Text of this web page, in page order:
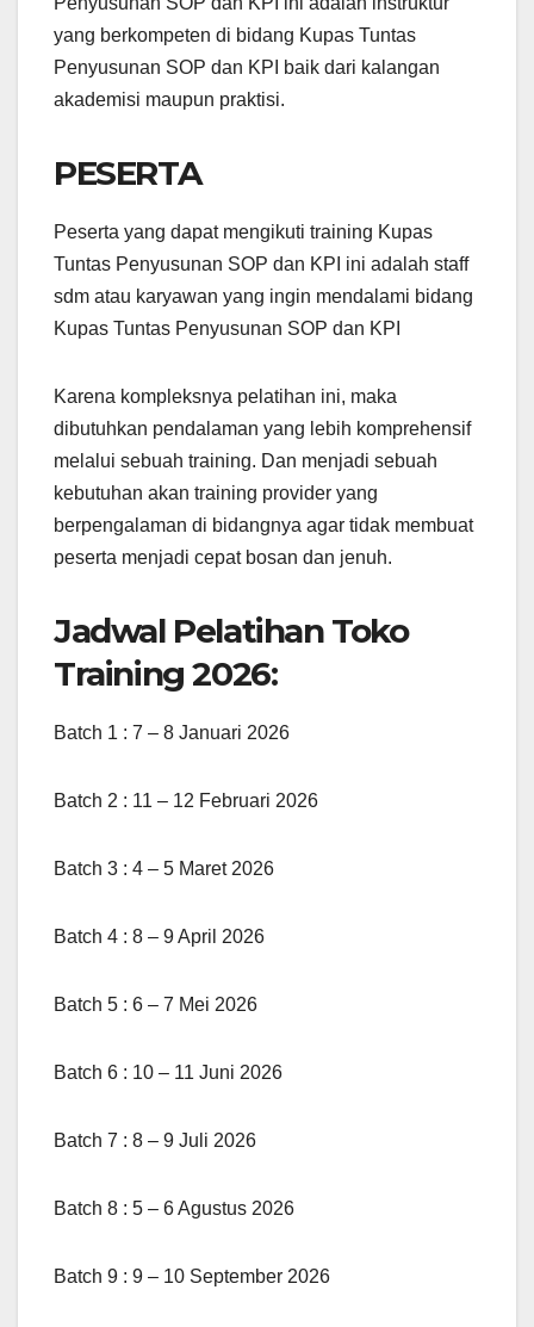
yang berkompeten di bidang Kupas Tuntas
Penyusunan SOP dan KPI baik dari kalangan
akademisi maupun praktisi.
PESERTA
Peserta yang dapat mengikuti training Kupas
Tuntas Penyusunan SOP dan KPI ini adalah staff
sdm atau karyawan yang ingin mendalami bidang
Kupas Tuntas Penyusunan SOP dan KPI
Karena kompleksnya pelatihan ini, maka
dibutuhkan pendalaman yang lebih komprehensif
melalui sebuah training. Dan menjadi sebuah
kebutuhan akan training provider yang
berpengalaman di bidangnya agar tidak membuat
peserta menjadi cepat bosan dan jenuh.
Jadwal Pelatihan Toko
Training 2026:
Batch 1 : 7 – 8 Januari 2026
Batch 2 : 11 – 12 Februari 2026
Batch 3 : 4 – 5 Maret 2026
Batch 4 : 8 – 9 April 2026
Batch 5 : 6 – 7 Mei 2026
Batch 6 : 10 – 11 Juni 2026
Batch 7 : 8 – 9 Juli 2026
Batch 8 : 5 – 6 Agustus 2026
Batch 9 : 9 – 10 September 2026